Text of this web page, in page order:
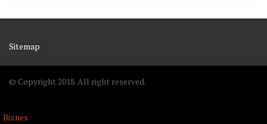
Sitemap
© Copyright 2018. All right reserved.
Biznes